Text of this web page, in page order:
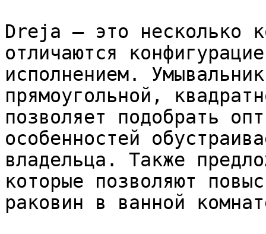
Dreja – это несколько
отличаются
исполнением.
прямоугольной,
позволяет подобрать
особенностей
владельца. Также
которые позволяют
раковин в ванной